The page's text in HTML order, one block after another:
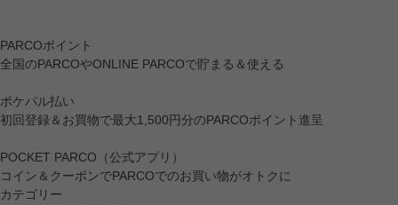
PARCOポイント
全国のPARCOやONLINE PARCOで貯まる＆使える
ポケパル払い
初回登録＆お買物で最大1,500円分のPARCOポイント進呈
POCKET PARCO（公式アプリ）
コイン＆クーポンでPARCOでのお買い物がオトクに
カテゴリー